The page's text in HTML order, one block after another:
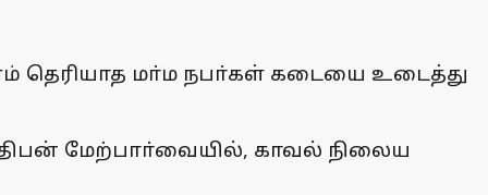
தெரியாத மா்ம நபா்கள் கடையை உடைத்து
மேற்பாா்வையில், காவல் நிலைய